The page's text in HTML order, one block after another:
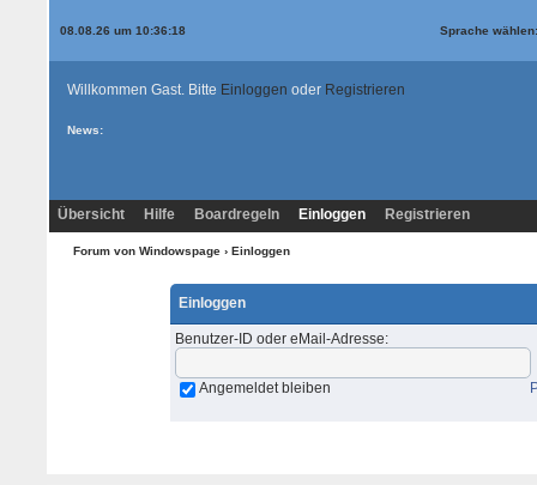
08.08.26 um 10:36:18 Sprache
Willkommen Gast. Bitte Einloggen oder Registrieren
News:
Übersicht Hilfe Boardregeln Einloggen Registrieren
Forum von Windowspage› Einloggen
Einloggen
Benutzer-ID oder eMail-Adresse:
Angemeldet bleiben